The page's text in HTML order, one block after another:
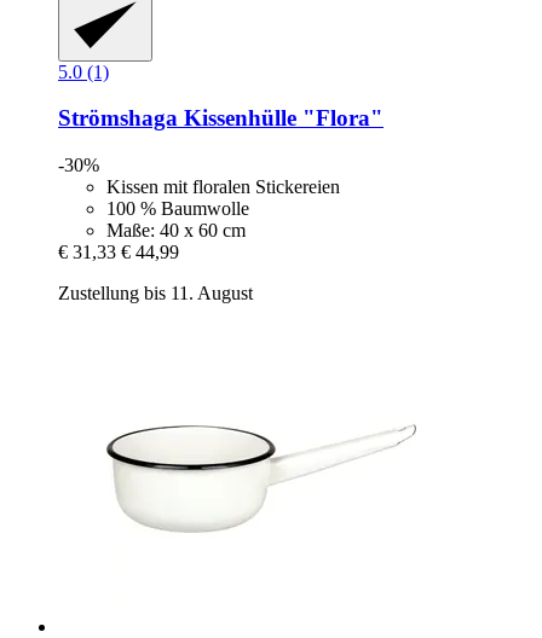
5.0 (1)
Strömshaga Kissenhülle "Flora"
-30%
Kissen mit floralen Stickereien
100 % Baumwolle
Maße: 40 x 60 cm
€ 31,33 € 44,99
Zustellung bis 11. August